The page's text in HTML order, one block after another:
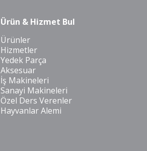
Ürün & Hizmet Bul
Ürünler
Hizmetler
Yedek Parça
Aksesuar
İş Makineleri
Sanayi Makineleri
Özel Ders Verenler
Hayvanlar Alemi